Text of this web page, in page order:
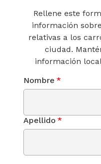
Rellene este
información
relativas a los
ciudad.
información
Nombre *
Apellido *